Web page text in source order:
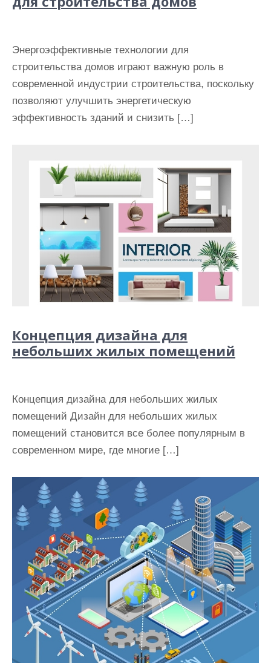
Энергоэффективные технологии для
строительства домов играют важную роль в
современной индустрии строительства, поскольку
позволяют улучшить энергетическую
эффективность зданий и снизить […]
Концепция дизайна для
небольших жилых помещений
Концепция дизайна для небольших жилых
помещений Дизайн для небольших жилых
помещений становится все более популярным в
современном мире, где многие […]